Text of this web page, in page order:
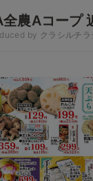
農Aコープ
by クラシルチラ